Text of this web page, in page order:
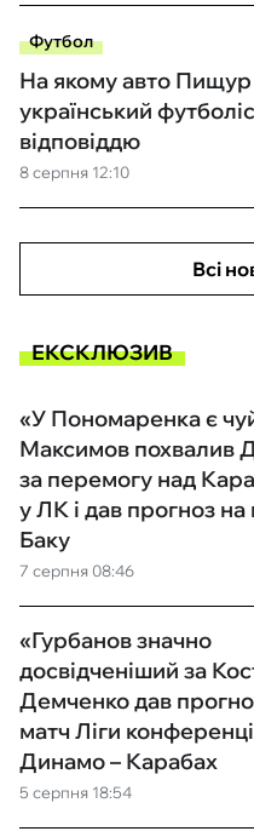
Футбол
8 серпня 12:10
На якому авто Пищур
український
відповіддю
Всі
ЕКСКЛЮЗИВ
7 серпня 08:46
«У Пономаренка є
Максимов похвалив
за перемогу над
у ЛК і дав прогноз на
Баку
5 серпня 18:54
«Гурбанов значно
досвідченіший за
Демченко дав
матч Ліги
Динамо – Карабах